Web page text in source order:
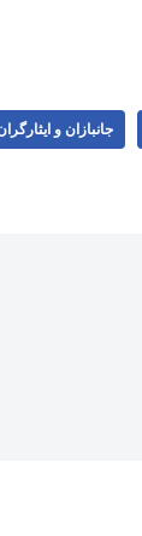
جانبازان و